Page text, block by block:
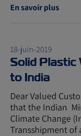
En savoir plus
18-juin-2019
Solid Plastic
to India
Dear Valued
that the Indian
Climate Change
Transshipment